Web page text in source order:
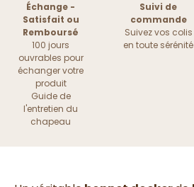
Échange -
Satisfait ou
Remboursé
100 jours
ouvrables pour
échanger votre
produit
Guide de
l'entretien du
chapeau
Suivi de
commande
Suivez vos colis
en toute sérénité